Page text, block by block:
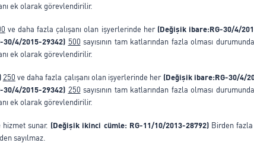
ek olarak görevlendirilir.
ve daha fazla çalışanı olan işyerlerinde her (Değişik ibare:RG-30/4/
30/4/2015-29342) 500 sayısının tam katlarından fazla olması
ek olarak görevlendirilir.
250 ve daha fazla çalışanı olan işyerlerinde her (Değişik ibare:RG-30/4/
30/4/2015-29342) 250 sayısının tam katlarından fazla olması
ek olarak görevlendirilir.
sunar. (Değişik ikinci cümle: RG-11/10/2013-28792) Birden fazla
sayılmaz.